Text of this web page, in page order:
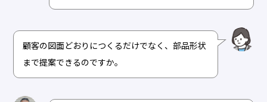
顧客の図面どおりにつくるだけでなく、部品形状
まで提案できるのですか。